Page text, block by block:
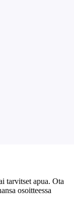
tarvitset apua. Ota
osoitteessa